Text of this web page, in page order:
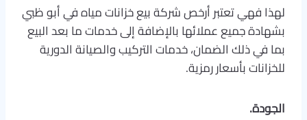
لهذا فهي تعتبر أرخص شركة بيع خزانات مياه في أبو ظبي
بشهادة جميع عملائها بالإضافة إلى خدمات ما بعد البيع
بما في ذلك الضمان، خدمات التركيب والصيانة الدورية
للخزانات بأسعار رمزية.
الجودة.